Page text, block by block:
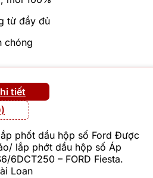
từ đầy đủ
chóng
tiết
phốt dầu hộp số Ford Được
lắp phớt dầu hộp số Áp
6DCT250 – FORD Fiesta.
Loan